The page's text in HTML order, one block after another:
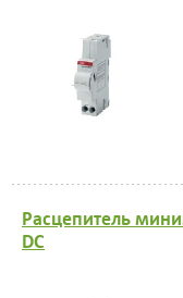
Расцепитель
DC